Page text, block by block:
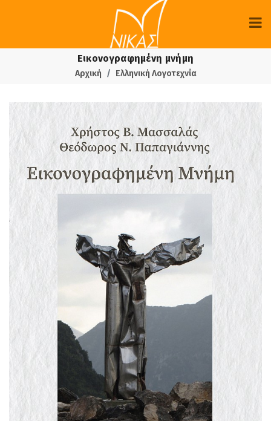
Εικονογραφημένη μνήμη
Αρχική Ελληνική Λογοτεχνία